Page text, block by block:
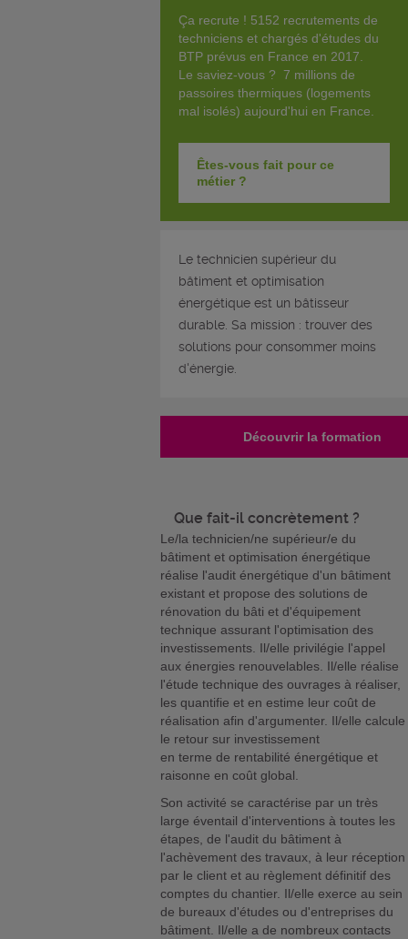
Ça recrute ! 5152 recrutements de
techniciens et chargés d'études du
BTP prévus en France en 2017.
Le saviez-vous ? 7 millions de
passoires thermiques (logements
mal isolés) aujourd'hui en France.
Êtes-vous fait pour ce
métier ?
Le technicien supérieur du
bâtiment et optimisation
énergétique est un bâtisseur
durable. Sa mission : trouver des
solutions pour consommer moins
d'énergie.
Découvrir la formation
Que fait-il concrètement ?
Le/la technicien/ne supérieur/e du
bâtiment et optimisation énergétique
réalise l'audit énergétique d'un bâtiment
existant et propose des solutions de
rénovation du bâti et d'équipement
technique assurant l'optimisation des
investissements. Il/elle privilégie l'appel
aux énergies renouvelables. Il/elle réalise
l'étude technique des ouvrages à réaliser,
les quantifie et en estime leur coût de
réalisation afin d'argumenter. Il/elle calcule
le retour sur investissement
en terme de rentabilité énergétique et
raisonne en coût global.
Son activité se caractérise par un très
large éventail d'interventions à toutes les
étapes, de l'audit du bâtiment à
l'achèvement des travaux, à leur réception
par le client et au règlement définitif des
comptes du chantier. Il/elle exerce au sein
de bureaux d'études ou d'entreprises du
bâtiment. Il/elle a de nombreux contacts